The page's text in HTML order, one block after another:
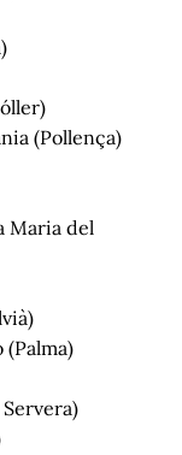
(Pollença)
Maria del
(Palma)